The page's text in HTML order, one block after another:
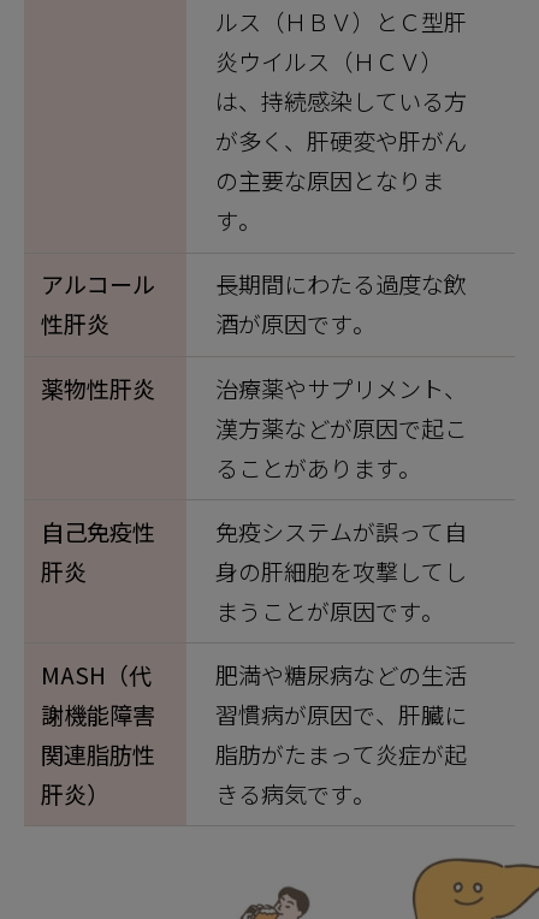
ルス（ＨＢＶ）とＣ型肝
炎ウイルス（ＨＣＶ）
は、持続感染している方
が多く、肝硬変や肝がん
の主要な原因となりま
す。
アルコール
性肝炎
長期間にわたる過度な飲
酒が原因です。
薬物性肝炎
治療薬やサプリメント、
漢方薬などが原因で起こ
ることがあります。
自己免疫性
肝炎
免疫システムが誤って自
身の肝細胞を攻撃してし
まうことが原因です。
MASH（代
謝機能障害
関連脂肪性
肝炎）
肥満や糖尿病などの生活
習慣病が原因で、肝臓に
脂肪がたまって炎症が起
きる病気です。